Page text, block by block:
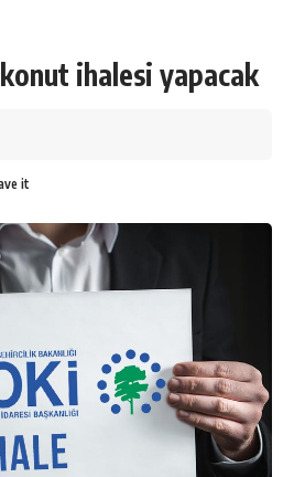
ihalesi yapacak